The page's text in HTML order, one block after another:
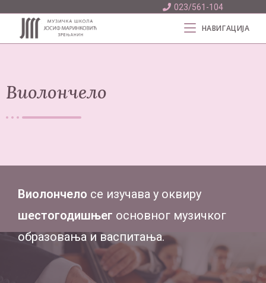
023/561-104
НАВИГАЦИЈА
Виолончело
Виолончело се изучава у оквиру
шестогодишњег основног музичког
образовања и васпитања.